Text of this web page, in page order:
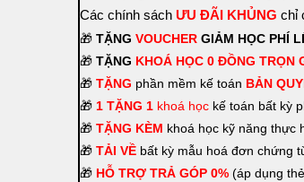
Các chính sách ƯU ĐÃI KHỦNG chỉ
🎁 TẶNG VOUCHER GIẢM HỌC PHÍ
🎁 TẶNG KHOÁ HỌC 0 ĐỒNG TRỌN
🎁 TẶNG phần mềm kế toán BẢN
🎁 1 TẶNG 1 khoá học kế toán bất kỳ
🎁 TẶNG KÈM khoá học kỹ năng thực
🎁 TẢI VỀ bất kỳ mẫu hoá đơn chứng
🎁 HỖ TRỢ TRẢ GÓP 0% (áp dụng